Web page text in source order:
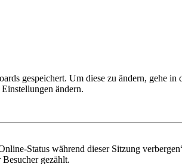
gespeichert. Um diese zu ändern, gehe
ändern.
Status während dieser Sitzung
gezählt.